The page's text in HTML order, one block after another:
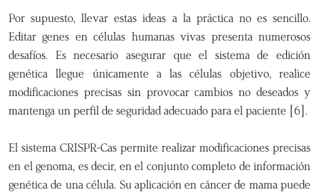
Por supuesto, llevar estas ideas a la práctica no es sencillo.
Editar genes en células humanas vivas presenta numerosos
desafíos. Es necesario asegurar que el sistema de edición
genética llegue únicamente a las células objetivo, realice
modificaciones precisas sin provocar cambios no deseados y
mantenga un perfil de seguridad adecuado para el paciente [6].
El sistema CRISPR-Cas permite realizar modificaciones precisas
en el genoma, es decir, en el conjunto completo de información
genética de una célula. Su aplicación en cáncer de mama puede